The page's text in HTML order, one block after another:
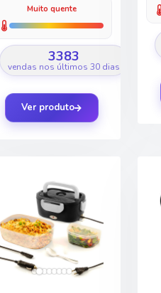
Muito quente
3383
vendas nos últimos 30 dias
Ver produto